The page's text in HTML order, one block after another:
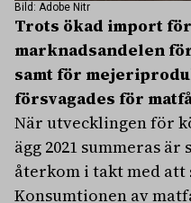
Bild: Adobe Nitr
Trots ökad import
marknadsandelen
samt för
försvagades för
När utvecklingen för
ägg 2021 summeras
återkom i takt med att
Konsumtionen av